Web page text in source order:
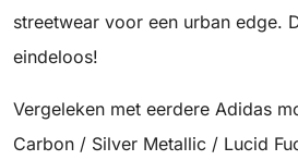
streetwear voor een urban edge.
eindeloos!
Vergeleken met eerdere Adidas
Carbon / Silver Metallic / Lucid